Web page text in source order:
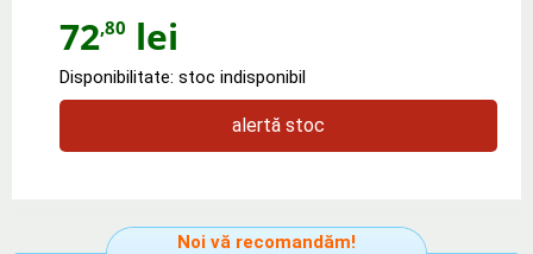
72,80 lei
Disponibilitate: stoc indisponibil
alertă stoc
Noi vă recomandăm!